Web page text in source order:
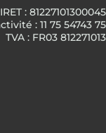
: 81227101300045
: 11 75 54743 75
TVA : FR03 812271013